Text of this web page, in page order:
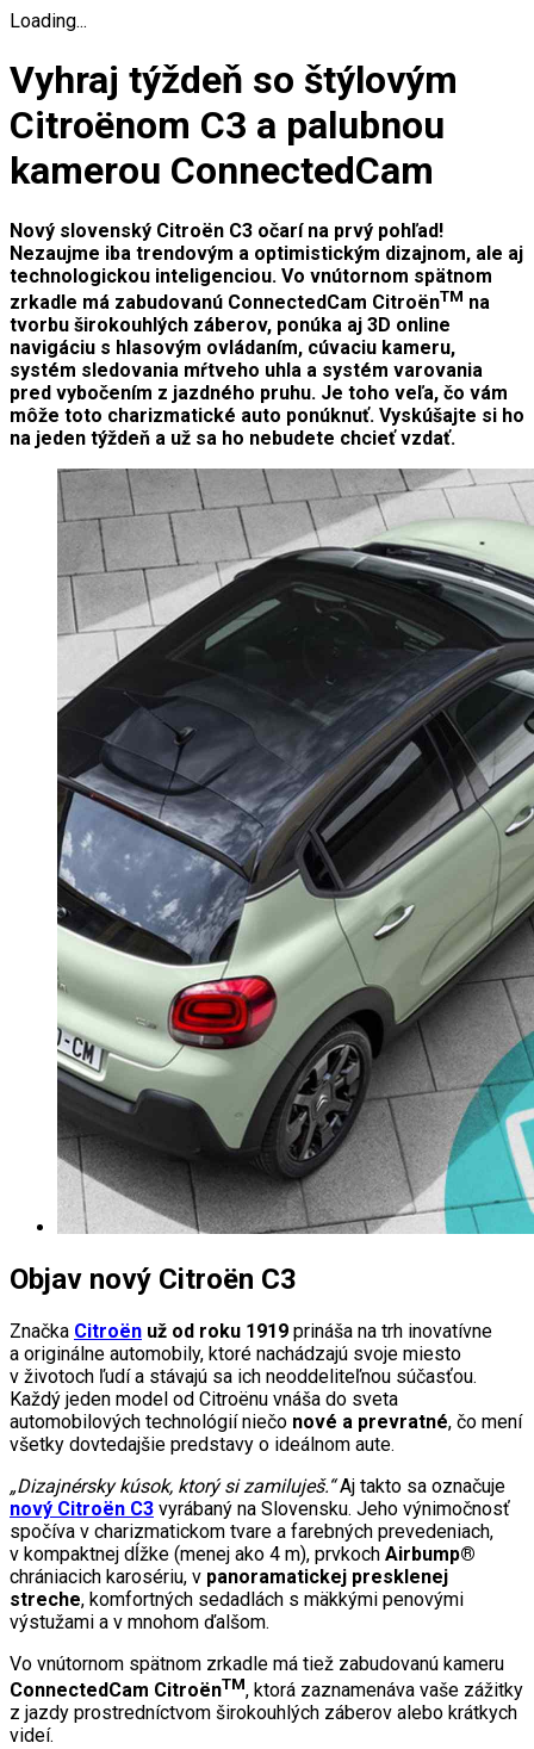
Loading...
Vyhraj týždeň so štýlovým
Citroënom C3 a palubnou
kamerou ConnectedCam
Nový slovenský Citroën C3 očarí na prvý pohľad!
Nezaujme iba trendovým a optimistickým dizajnom, ale aj
technologickou inteligenciou. Vo vnútornom spätnom
zrkadle má zabudovanú ConnectedCam CitroënTM na
tvorbu širokouhlých záberov, ponúka aj 3D online
navigáciu s hlasovým ovládaním, cúvaciu kameru,
systém sledovania mŕtveho uhla a systém varovania
pred vybočením z jazdného pruhu. Je toho veľa, čo vám
môže toto charizmatické auto ponúknuť. Vyskúšajte si ho
na jeden týždeň a už sa ho nebudete chcieť vzdať.
Objav nový Citroën C3
Značka Citroën už od roku 1919 prináša na trh inovatívne
a originálne automobily, ktoré nachádzajú svoje miesto
v životoch ľudí a stávajú sa ich neoddeliteľnou súčasťou.
Každý jeden model od Citroënu vnáša do sveta
automobilových technológií niečo nové a prevratné, čo mení
všetky dovtedajšie predstavy o ideálnom aute.
„Dizajnérsky kúsok, ktorý si zamiluješ.“Aj takto sa označuje
nový Citroën C3 vyrábaný na Slovensku. Jeho výnimočnosť
spočíva v charizmatickom tvare a farebných prevedeniach,
v kompaktnej dĺžke (menej ako 4 m), prvkoch Airbump®
chrániacich karosériu, v panoramatickej presklenej
streche, komfortných sedadlách s mäkkými penovými
výstužami a v mnohom ďalšom.
Vo vnútornom spätnom zrkadle má tiež zabudovanú kameru
ConnectedCam CitroënTM, ktorá zaznamenáva vaše zážitky
z jazdy prostredníctvom širokouhlých záberov alebo krátkych
videí.